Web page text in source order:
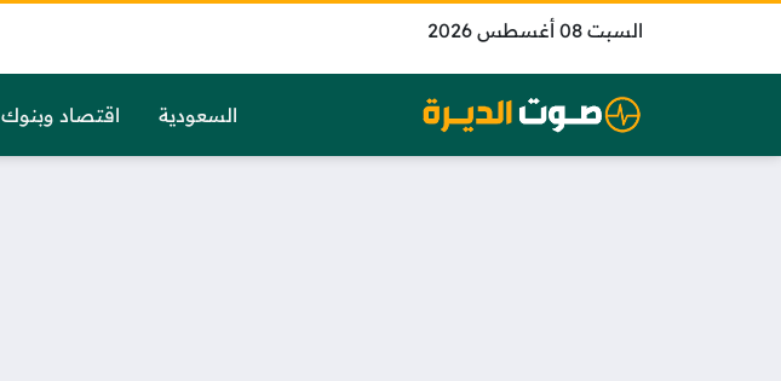
السبت 08 أغسطس 2026
السعودية اقتصاد وبنوك